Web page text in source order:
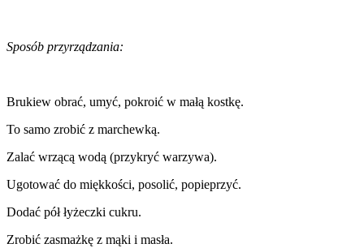
Sposób przyrządzania:
Brukiew obrać, umyć, pokroić w małą kostkę.
To samo zrobić z marchewką.
Zalać wrzącą wodą (przykryć warzywa).
Ugotować do miękkości, posolić, popieprzyć.
Dodać pół łyżeczki cukru.
Zrobić zasmażkę z mąki i masła.